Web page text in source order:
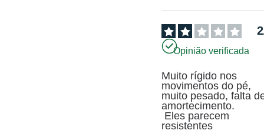
2
Opinião verificada
Muito rígido nos
movimentos do pé,
muito pesado, falta
amortecimento.
resistentes